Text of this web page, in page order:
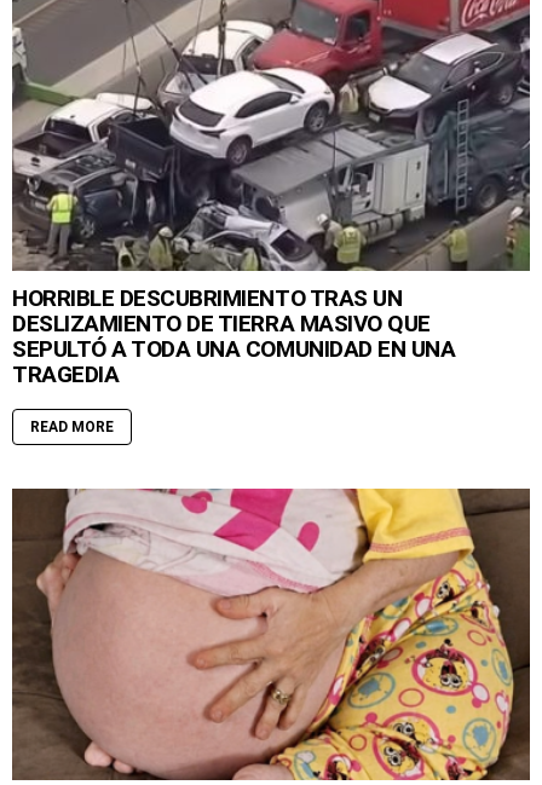
HORRIBLE DESCUBRIMIENTO TRAS UN
DESLIZAMIENTO DE TIERRA MASIVO QUE
SEPULTÓ A TODA UNA COMUNIDAD EN UNA
TRAGEDIA
READ MORE